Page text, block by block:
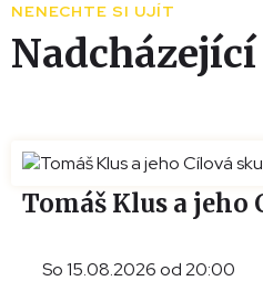
NENECHTE SI UJÍT
Tomáš Klus a jeho
So 15.08.2026 od 20:00